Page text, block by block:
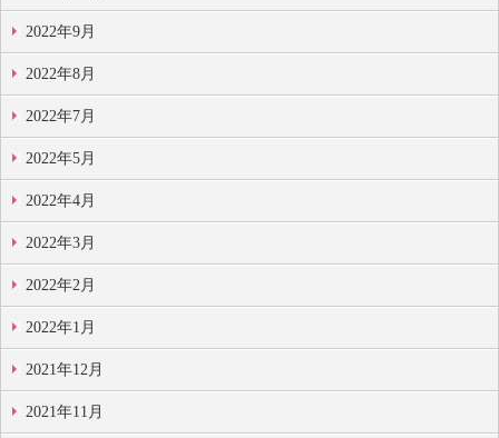
2022年9月
2022年8月
2022年7月
2022年5月
2022年4月
2022年3月
2022年2月
2022年1月
2021年12月
2021年11月